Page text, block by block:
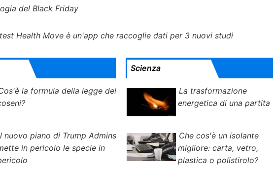
del Black Friday
Health Move è un'app che raccoglie dati per 3 nuovi studi
la formula della legge dei
nuovo piano di Trump Admins
in pericolo le specie in
Scienza
La trasformazione
energetica di una partita
Che cos'è un isolante
migliore: carta, vetro,
plastica o polistirolo?